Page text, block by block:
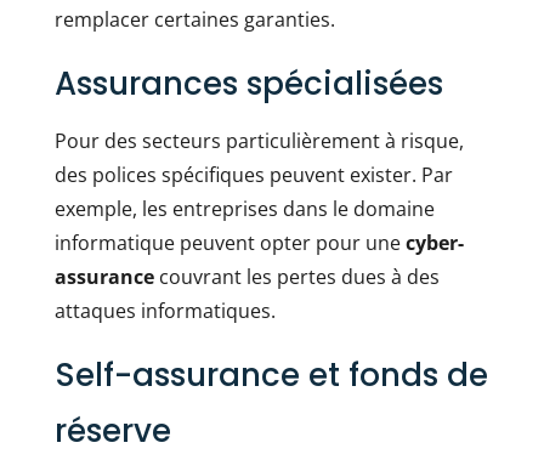
remplacer certaines garanties.
Assurances spécialisées
Pour des secteurs particulièrement à risque,
des polices spécifiques peuvent exister. Par
exemple, les entreprises dans le domaine
informatique peuvent opter pour unecyber-
assurancecouvrant les pertes dues à des
attaques informatiques.
Self-assurance et fonds de
réserve